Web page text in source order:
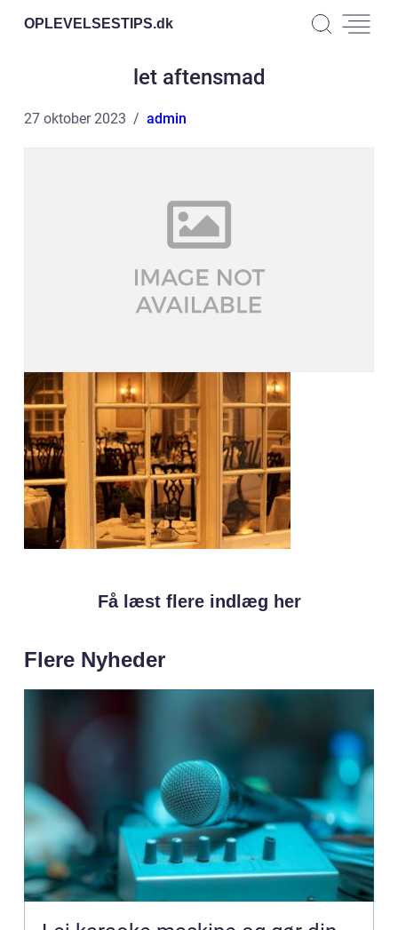
OPLEVELSESTIPS.dk
let aftensmad
27 oktober 2023 admin
Få læst flere indlæg her
Flere Nyheder